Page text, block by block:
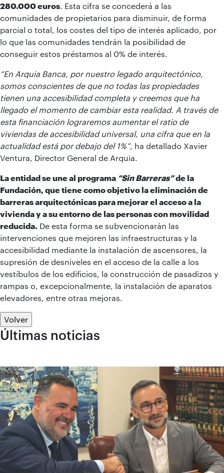
280.000 euros . Esta cifra se concederá a las
comunidades de propietarios para disminuir, de forma
parcial o total, los costes del tipo de interés aplicado, por
lo que las comunidades tendrán la posibilidad de
conseguir estos préstamos al 0% de interés.
“En Arquia Banca, por nuestro legado arquitectónico,
somos conscientes de que no todas las propiedades
tienen una accesibilidad completa y creemos que ha
llegado el momento de cambiar esta realidad. A través de
esta financiación lograremos aumentar el ratio de
viviendas de accesibilidad universal, una cifra que en la
actualidad está por debajo del 1%”, ha detallado Xavier
Ventura, Director General de Arquia.
La entidad se une al programa “Sin Barreras”de la
Fundación, que tiene como objetivo la eliminación de
barreras arquitectónicas para mejorar el acceso a la
vivienda y a su entorno de las personas con movilidad
reducida. De esta forma se subvencionarán las
intervenciones que mejoren las infraestructuras y la
accesibilidad mediante la instalación de ascensores, la
supresión de desniveles en el acceso de la calle a los
vestíbulos de los edificios, la construcción de pasadizos y
rampas o, excepcionalmente, la instalación de aparatos
elevadores, entre otras mejoras.
Volver
Últimas noticias